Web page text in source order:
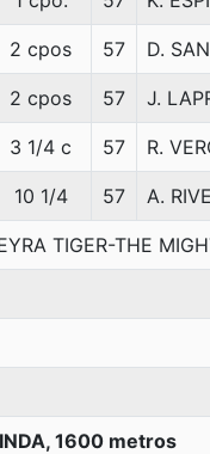
2 cpos 57 D.
2 cpos 57 J.
3 1/4 c 57 R.
10 1/4 57 A.
TIGER-THE
1600 metros